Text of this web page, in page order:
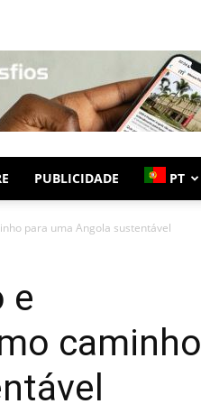
PUBLICIDADE PT
para uma Angola sustentável
e
caminho